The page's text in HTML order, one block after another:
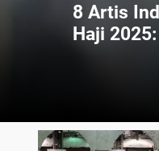
8 Artis
Haji